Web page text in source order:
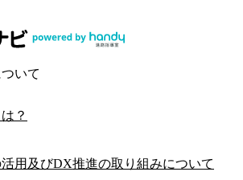
いて
？
用及びDX推進の取り組みについて